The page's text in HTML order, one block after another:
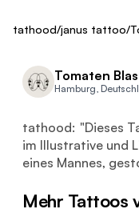
tathood/janus tattoo/
Tomaten
Hamburg,
Dieses Tattoo
tathood: "Dieses
im Illustrative und
eines Mannes,
Mehr Tattoos